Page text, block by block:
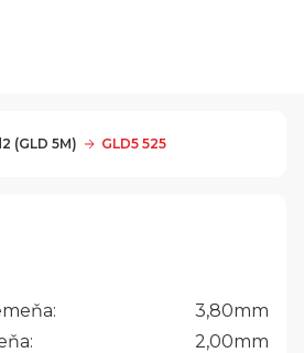
(GLD 5M) GLD5 525
3,80mm
2,00mm